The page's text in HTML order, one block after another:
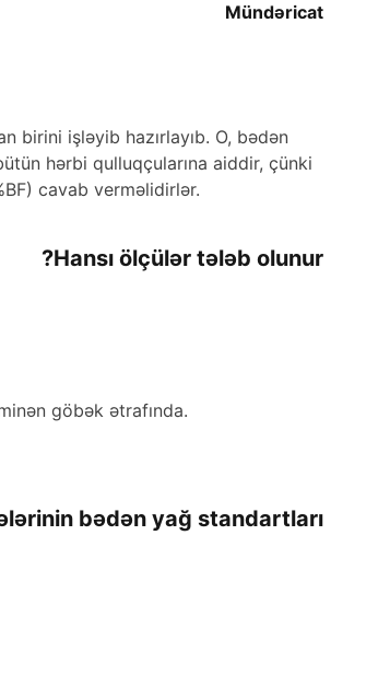
Mündəricat
birini işləyib hazırlayıb. O, bədən
hərbi qulluqçularına aiddir, çünki
cavab verməlidirlər.
Hansı ölçülər tələb olunur?
göbək ətrafında.
bədən yağ standartları